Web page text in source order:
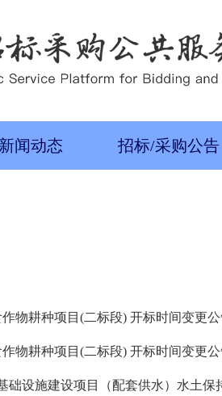
新闻动态 招标/采购公告
物耕种项目(二标段) 开标时间变更
物耕种项目(二标段) 开标时间变更
础设施建设项目（配套供水）水土